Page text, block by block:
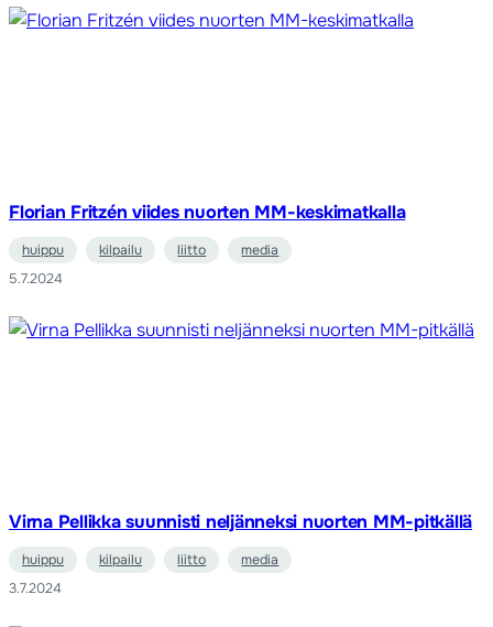
Florian Fritzén viides nuorten MM-keskimatkalla
huippu kilpailu liitto
media
5.7.2024
Virna Pellikka suunnisti neljänneksi nuorten MM-pitkällä
huippu kilpailu liitto
media
3.7.2024